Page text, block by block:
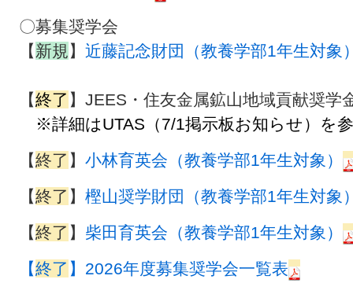
〇募集奨学会
【新規 】 近藤記念財団（教養学部1年生対象
【終了 】JEES・住友金属鉱山地域貢献奨学
※詳細はUTAS（7/1掲示板お知らせ）を
【終了 】 小林育英会（教養学部1年生対象）
【終了 】 樫山奨学財団（教養学部1年生対象
【終了 】 柴田育英会（教養学部1年生対象）
【終了 】2026年度募集奨学会一覧表